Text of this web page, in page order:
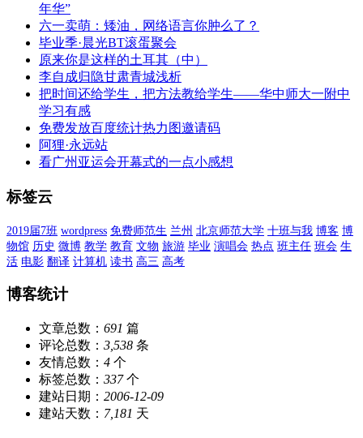
年华”
六一卖萌：矮油，网络语言你肿么了？
毕业季·晨光BT滚蛋聚会
原来你是这样的土耳其（中）
李自成归隐甘肃青城浅析
把时间还给学生，把方法教给学生——华中师大一附中
学习有感
免费发放百度统计热力图邀请码
阿狸·永远站
看广州亚运会开幕式的一点小感想
标签云
2019届7班 wordpress 免费师范生 兰州 北京师范大学 十班与我 博客 博
物馆 历史 微博 教学 教育 文物 旅游 毕业 演唱会 热点 班主任 班会 生
活 电影 翻译 计算机 读书 高三 高考
博客统计
文章总数： 691 篇
评论总数： 3,538 条
友情总数： 4 个
标签总数： 337个
建站日期： 2006-12-09
建站天数： 7,181 天